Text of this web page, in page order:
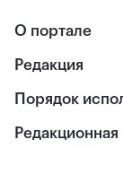
О портале
Редакция
Порядок
Редакционная